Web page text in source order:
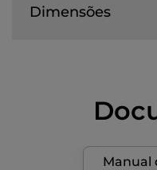
Dimensões
Manual